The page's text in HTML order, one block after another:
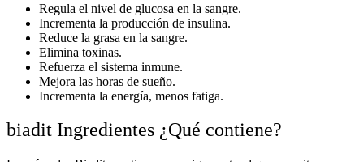
Regula el nivel de glucosa en la sangre.
Incrementa la producción de insulina.
Reduce la grasa en la sangre.
Elimina toxinas.
Refuerza el sistema inmune.
Mejora las horas de sueño.
Incrementa la energía, menos fatiga.
biadit Ingredientes ¿Qué contiene?